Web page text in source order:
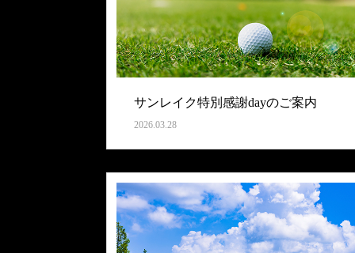
サンレイク特別感謝dayのご案内
2026.03.28